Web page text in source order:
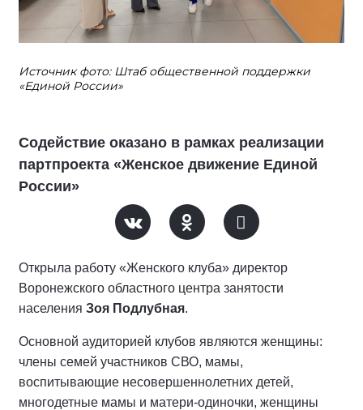
Источник фото: Штаб общественной поддержки
«Единой России»
Содействие оказано в рамках реализации
партпроекта «Женское движение Единой
России»
Открыла работу «Женского клуба» директор
Воронежского областного центра занятости
населения Зоя Подлубная.
Основной аудиторией клубов являются женщины:
члены семей участников СВО, мамы,
воспитывающие несовершеннолетних детей,
многодетные мамы и матери-одиночки, женщины